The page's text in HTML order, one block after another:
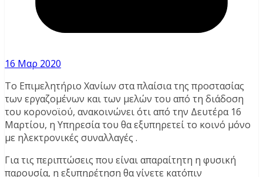
16 Μαρ 2020
Το Επιμελητήριο Χανίων στα πλαίσια της προστασίας
των εργαζομένων και των μελών του από τη διάδοση
του κορονοϊού, ανακοινώνει ότι από την Δευτέρα 16
Mαρτίου, η Υπηρεσία του θα εξυπηρετεί το κοινό μόνο
με ηλεκτρονικές συναλλαγές .
Για τις περιπτώσεις που είναι απαραίτητη η φυσική
παρουσία, η εξυπηρέτηση θα γίνετε κατόπιν